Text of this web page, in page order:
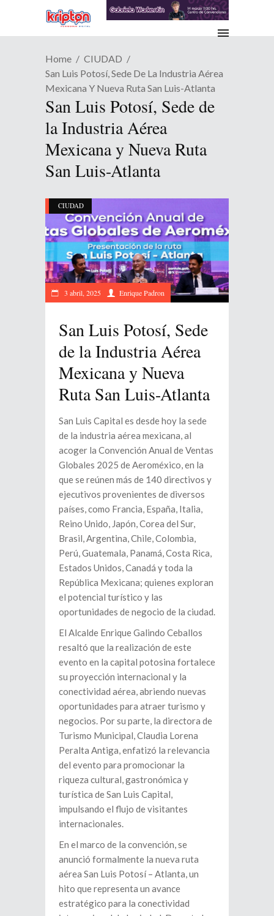
Home
CIUDAD
San Luis Potosí, Sede De La Industria Aérea
Mexicana Y Nueva Ruta San Luis-Atlanta
San Luis Potosí, Sede de
la Industria Aérea
Mexicana y Nueva Ruta
San Luis-Atlanta
CIUDAD
3 abril, 2025 Enrique Padron
San Luis Potosí, Sede
de la Industria Aérea
Mexicana y Nueva
Ruta San Luis-Atlanta
San Luis Capital es desde hoy la sede
de la industria aérea mexicana, al
acoger la Convención Anual de Ventas
Globales 2025 de Aeroméxico, en la
que se reúnen más de 140 directivos y
ejecutivos provenientes de diversos
países, como Francia, España, Italia,
Reino Unido, Japón, Corea del Sur,
Brasil, Argentina, Chile, Colombia,
Perú, Guatemala, Panamá, Costa Rica,
Estados Unidos, Canadá y toda la
República Mexicana; quienes exploran
el potencial turístico y las
oportunidades de negocio de la ciudad.
El Alcalde Enrique Galindo Ceballos
resaltó que la realización de este
evento en la capital potosina fortalece
su proyección internacional y la
conectividad aérea, abriendo nuevas
oportunidades para atraer turismo y
negocios. Por su parte, la directora de
Turismo Municipal, Claudia Lorena
Peralta Antiga, enfatizó la relevancia
del evento para promocionar la
riqueza cultural, gastronómica y
turística de San Luis Capital,
impulsando el flujo de visitantes
internacionales.
En el marco de la convención, se
anunció formalmente la nueva ruta
aérea San Luis Potosí – Atlanta, un
hito que representa un avance
estratégico para la conectividad